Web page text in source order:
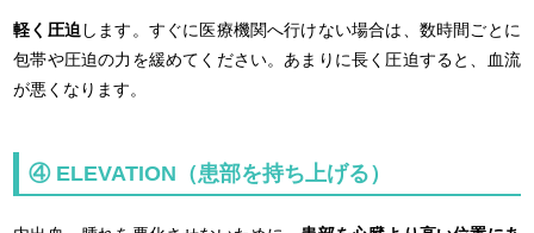
軽く圧迫します。すぐに医療機関へ行けない場合は、数時間ごとに
包帯や圧迫の力を緩めてください。あまりに長く圧迫すると、血流
が悪くなります。
④ ELEVATION（患部を持ち上げる）